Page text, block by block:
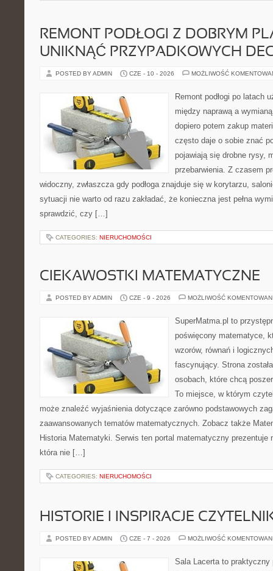
REMONT PODŁOGI Z DOBRYM
UNIKNĄĆ PRZYPADKOWYCH
POSTED BY ADMIN CZE - 10 - 2026 MOŻLIWOŚĆ
Remont podłogi po latach
między naprawą a
dopiero potem zakup
często daje o sobie znać
pojawiają się drobne rysy,
przebarwienia. Z czasem
widoczny, zwłaszcza gdy podłoga znajduje się w korytarzu,
sytuacji nie warto od razu zakładać, że konieczna jest pełna
sprawdzić, czy […]
CATEGORIES: NIERUCHOMOŚCI
CIEKAWOSTKI MATEMATYCZNE
POSTED BY ADMIN CZE - 9 - 2026 MOŻLIWOŚĆ
SuperMatma.pl to
poświęcony matematyce,
wzorów, równań i
fascynujący. Strona
osobach, które chcą
To miejsce, w którym
może znaleźć wyjaśnienia dotyczące zarówno podstawowych
zaawansowanych tematów matematycznych. Zobacz także
Historia Matematyki. Serwis ten portal matematyczny prezentuje
która nie […]
CATEGORIES: NIERUCHOMOŚCI
HISTORIE I INSPIRACJE
POSTED BY ADMIN CZE - 7 - 2026 MOŻLIWOŚĆ
Sala Lacerta to praktyczny